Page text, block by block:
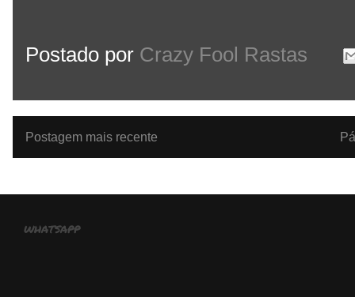
Postado por Crazy Fool Rastas
Postagem mais recente
whatsapp